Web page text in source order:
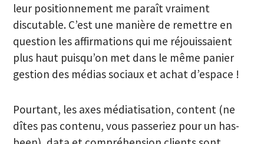
leur positionnement me paraît vraiment
discutable. C’est une manière de remettre en
question les affirmations qui me réjouissaient
plus haut puisqu’on met dans le même panier
gestion des médias sociaux et achat d’espace !
Pourtant, les axes médiatisation, content (ne
dîtes pas contenu, vous passeriez pour un has-